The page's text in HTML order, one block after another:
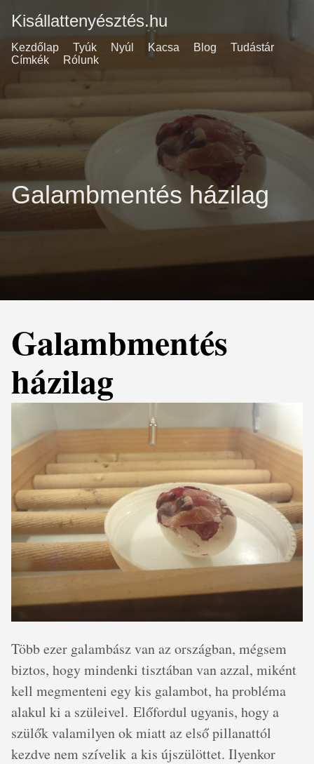
Kisállattenyésztés.hu
Kezdőlap Tyúk Nyúl Kacsa Blog
Tudástár
Címkék
Rólunk
Galambmentés házilag
Galambmentés
házilag
Több ezer galambász van az országban, mégsem
biztos, hogy mindenki tisztában van azzal, miként
kell megmenteni egy kis galambot, ha probléma
alakul ki a szüleivel. Előfordul ugyanis, hogy a
szülők valamilyen ok miatt az első pillanattól
kezdve nem szívelik a kis újszülöttet. Ilyenkor